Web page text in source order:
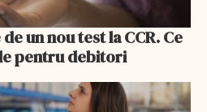
un nou test la CCR. Ce
pentru debitori